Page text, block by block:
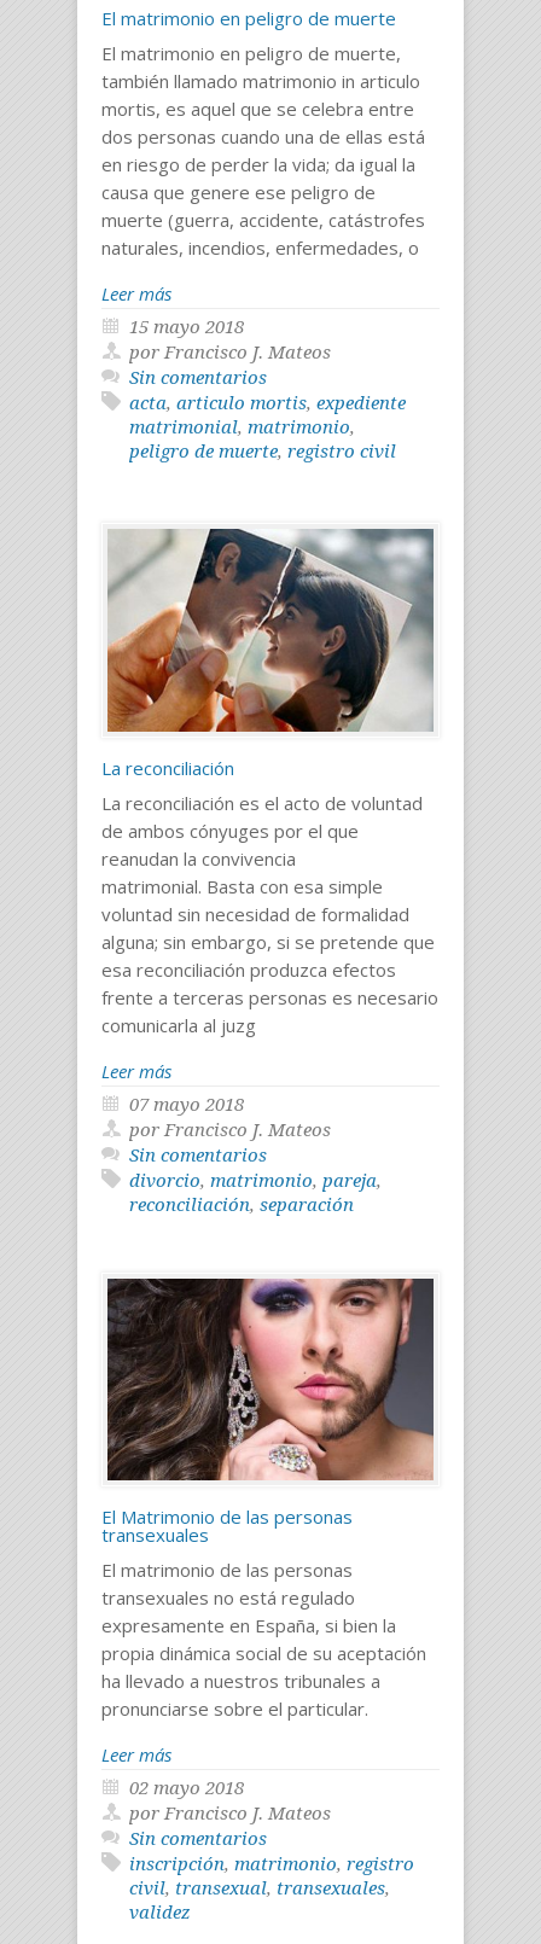
El matrimonio en peligro de muerte
El matrimonio en peligro de muerte,
también llamado matrimonio in articulo
mortis, es aquel que se celebra entre
dos personas cuando una de ellas está
en riesgo de perder la vida; da igual la
causa que genere ese peligro de
muerte (guerra, accidente, catástrofes
naturales, incendios, enfermedades, o
Leer más
15 mayo 2018
por Francisco J. Mateos
Sin comentarios
acta, articulo mortis, expediente
matrimonial, matrimonio,
peligro de muerte, registro civil
La reconciliación
La reconciliación es el acto de voluntad
de ambos cónyuges por el que
reanudan la convivencia
matrimonial. Basta con esa simple
voluntad sin necesidad de formalidad
alguna; sin embargo, si se pretende que
esa reconciliación produzca efectos
frente a terceras personas es necesario
comunicarla al juzg
Leer más
07 mayo 2018
por Francisco J. Mateos
Sin comentarios
divorcio, matrimonio, pareja,
reconciliación, separación
El Matrimonio de las personas
transexuales
El matrimonio de las personas
transexuales no está regulado
expresamente en España, si bien la
propia dinámica social de su aceptación
ha llevado a nuestros tribunales a
pronunciarse sobre el particular.
Leer más
02 mayo 2018
por Francisco J. Mateos
Sin comentarios
inscripción, matrimonio, registro
civil, transexual, transexuales,
validez